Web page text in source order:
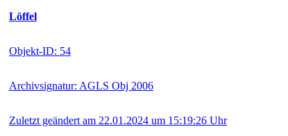
Löffel
Objekt-ID: 54
Archivsignatur: AGLS Obj 2006
Zuletzt geändert am 22.01.2024 um 15:19:26 Uhr